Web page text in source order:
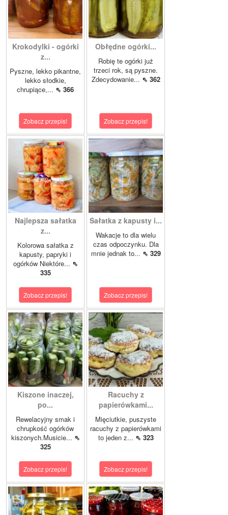
Krokodylki - ogórki
z...
Pyszne, lekko pikantne,
lekko słodkie,
chrupiące,... ⇖ 366
Zobacz przepis!
Obłędne ogórki...
Robię te ogórki już
trzeci rok, są pyszne.
Zdecydowanie... ⇖ 362
Zobacz przepis!
Najlepsza sałatka
z...
Kolorowa sałatka z
kapusty, papryki i
ogórków Niektóre... ⇖
335
Zobacz przepis!
Sałatka z kapusty i...
Wakacje to dla wielu
czas odpoczynku. Dla
mnie jednak to... ⇖ 329
Zobacz przepis!
Kiszone inaczej,
po...
Rewelacyjny smak i
chrupkość ogórków
kiszonych.Musicie... ⇖
325
Zobacz przepis!
Racuchy z
papierówkami...
Mięciutkie, puszyste
racuchy z papierówkami
to jeden z... ⇖ 323
Zobacz przepis!